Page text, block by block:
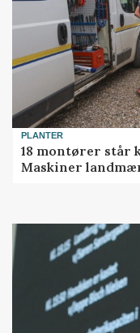
PLANTER
18 montører står
Maskiner